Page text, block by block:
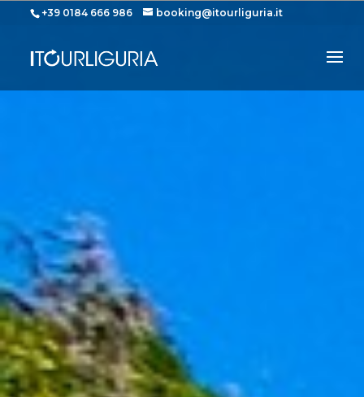
+39 0184 666 986 booking@itourliguria.it